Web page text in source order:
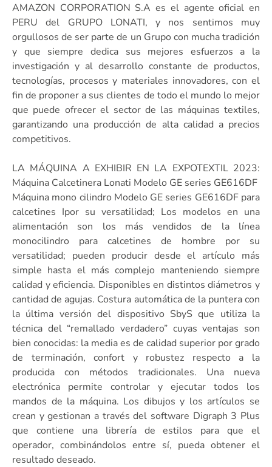
AMAZON CORPORATION S.A es el agente oficial en
PERU del GRUPO LONATI, y nos sentimos muy
orgullosos de ser parte de un Grupo con mucha tradición
y que siempre dedica sus mejores esfuerzos a la
investigación y al desarrollo constante de productos,
tecnologías, procesos y materiales innovadores, con el
fin de proponer a sus clientes de todo el mundo lo mejor
que puede ofrecer el sector de las máquinas textiles,
garantizando una producción de alta calidad a precios
competitivos.
LA MÁQUINA A EXHIBIR EN LA EXPOTEXTIL 2023:
Máquina Calcetinera Lonati Modelo GE series GE616DF
Máquina mono cilindro Modelo GE series GE616DF para
calcetines Ipor su versatilidad; Los modelos en una
alimentación son los más vendidos de la línea
monocilindro para calcetines de hombre por su
versatilidad; pueden producir desde el artículo más
simple hasta el más complejo manteniendo siempre
calidad y eficiencia. Disponibles en distintos diámetros y
cantidad de agujas. Costura automática de la puntera con
la última versión del dispositivo SbyS que utiliza la
técnica del “remallado verdadero” cuyas ventajas son
bien conocidas: la media es de calidad superior por grado
de terminación, confort y robustez respecto a la
producida con métodos tradicionales. Una nueva
electrónica permite controlar y ejecutar todos los
mandos de la máquina. Los dibujos y los artículos se
crean y gestionan a través del software Digraph 3 Plus
que contiene una librería de estilos para que el
operador, combinándolos entre sí, pueda obtener el
resultado deseado.